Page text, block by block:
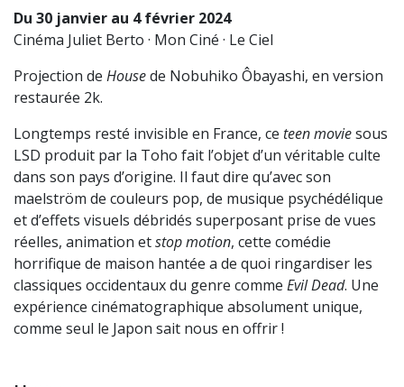
Du 30 janvier au 4 février 2024
Cinéma Juliet Berto · Mon Ciné · Le Ciel
Projection de Housede Nobuhiko Ôbayashi, en version
restaurée 2k.
Longtemps resté invisible en France, ce teen moviesous
LSD produit par la Toho fait l’objet d’un véritable culte
dans son pays d’origine. Il faut dire qu’avec son
maelström de couleurs pop, de musique psychédélique
et d’effets visuels débridés superposant prise de vues
réelles, animation etstop motion, cette comédie
horrifique de maison hantée a de quoi ringardiser les
classiques occidentaux du genre comme Evil Dead. Une
expérience cinématographique absolument unique,
comme seul le Japon sait nous en offrir !